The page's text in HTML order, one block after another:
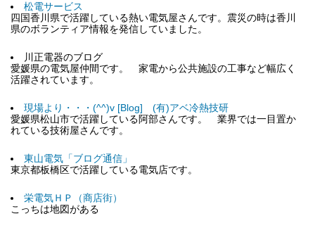
松電サービス
四国香川県で活躍している熱い電気屋さんです。震災の時は香川
県のボランティア情報を発信していました。
川正電器のブログ
愛媛県の電気屋仲間です。 家電から公共施設の工事など幅広く
活躍されています。
現場より・・・(^^)v [Blog] (有)アベ冷熱技研
愛媛県松山市で活躍している阿部さんです。 業界では一目置か
れている技術屋さんです。
東山電気「ブログ通信」
東京都板橋区で活躍している電気店です。
栄電気ＨＰ（商店街）
こっちは地図がある